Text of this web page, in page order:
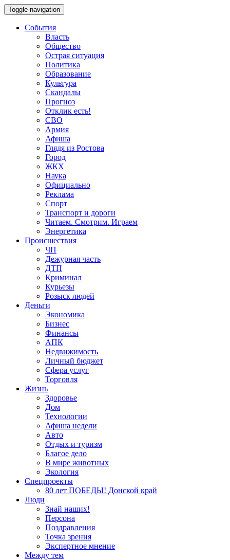
Toggle navigation
События
Власть
Общество
Острая ситуация
Политика
Образование
Культура
Скандалы
Прогноз
Отклик есть!
СВО
Армия
Афиша
Глядя из Ростова
Город
ЖКХ
Наука
Официально
Реклама
Спорт
Транспорт и дороги
Читаем. Смотрим. Играем
Энергетика
Происшествия
ЧП
Дежурная часть
ДТП
Криминал
Курьезы
Розыск людей
Деньги
Экономика
Бизнес
Финансы
АПК
Недвижимость
Личный бюджет
Сфера услуг
Торговля
Жизнь
Здоровье
Дом
Технологии
Афиша недели
Авто
Отдых и туризм
Благое дело
В мире животных
Экология
Спецпроекты
80 лет ПОБЕДЫ! Донской край
Люди
Знай наших!
Персона
Поздравления
Точка зрения
Экспертное мнение
Между тем